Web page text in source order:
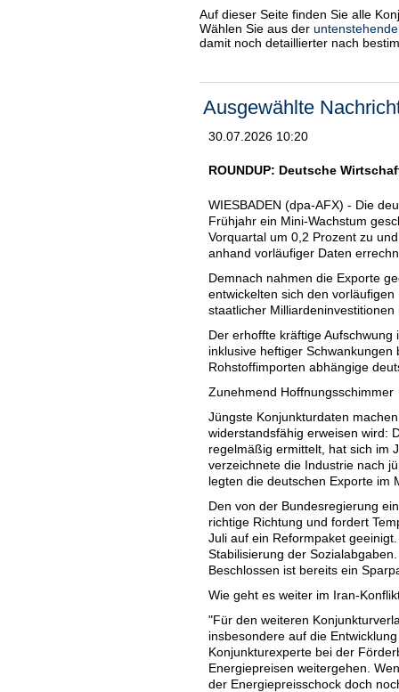
Auf dieser Seite finden Sie alle
Wählen Sie aus der
damit noch detaillierter nach
Ausgewählte
30.07.2026 10:20
ROUNDUP: Deutsche
WIESBADEN (dpa-AFX) - Die
Frühjahr ein Mini-Wachstum
Vorquartal um 0,2 Prozent zu
anhand vorläufiger Daten
Demnach nahmen die Exporte
entwickelten sich den
staatlicher
Der erhoffte kräftige
inklusive heftiger
Rohstoffimporten abhängige
Zunehmend Hoffnungsschimmer
Jüngste Konjunkturdaten
widerstandsfähig erweisen wird:
regelmäßig ermittelt, hat sich im
verzeichnete die Industrie nach
legten die deutschen Exporte im
Den von der Bundesregierung
richtige Richtung und fordert
Juli auf ein Reformpaket
Stabilisierung der
Beschlossen ist bereits ein
Wie geht es weiter im Iran-
"Für den weiteren
insbesondere auf die
Konjunkturexperte bei der
Energiepreisen weitergehen.
der Energiepreisschock doch